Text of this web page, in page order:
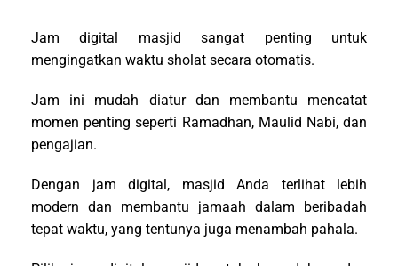
Jam digital masjid sangat penting untuk
mengingatkan waktu sholat secara otomatis.
Jam ini mudah diatur dan membantu mencatat
momen penting seperti Ramadhan, Maulid Nabi, dan
pengajian.
Dengan jam digital, masjid Anda terlihat lebih
modern dan membantu jamaah dalam beribadah
tepat waktu, yang tentunya juga menambah pahala.